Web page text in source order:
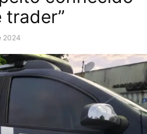
trader”
2024